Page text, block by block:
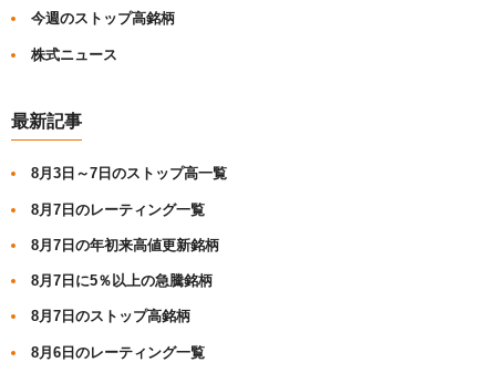
今週のストップ高銘柄
株式ニュース
最新記事
8月3日～7日のストップ高一覧
8月7日のレーティング一覧
8月7日の年初来高値更新銘柄
8月7日に5％以上の急騰銘柄
8月7日のストップ高銘柄
8月6日のレーティング一覧